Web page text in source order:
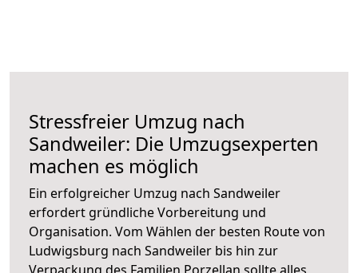
Stressfreier Umzug nach
Sandweiler: Die Umzugsexperten
machen es möglich
Ein erfolgreicher Umzug nach Sandweiler
erfordert gründliche Vorbereitung und
Organisation. Vom Wählen der besten Route von
Ludwigsburg nach Sandweiler bis hin zur